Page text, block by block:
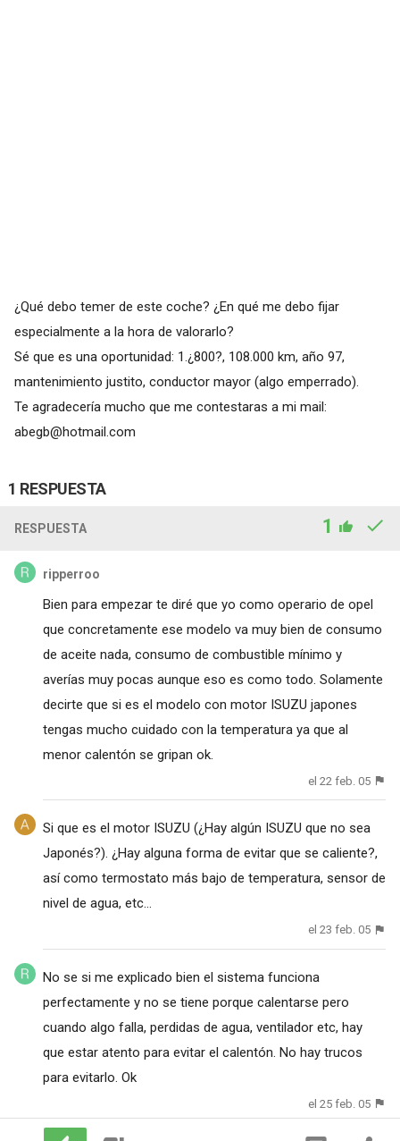
¿Qué debo temer de este coche? ¿En qué me debo fijar
especialmente a la hora de valorarlo?
Sé que es una oportunidad: 1.¿800?, 108.000 km, año 97,
mantenimiento justito, conductor mayor (algo emperrado).
Te agradecería mucho que me contestaras a mi mail:
abegb@hotmail.com
1 RESPUESTA
RESPUESTA 1
ripperroo
Bien para empezar te diré que yo como operario de opel
que concretamente ese modelo va muy bien de consumo
de aceite nada, consumo de combustible mínimo y
averías muy pocas aunque eso es como todo. Solamente
decirte que si es el modelo con motor ISUZU japones
tengas mucho cuidado con la temperatura ya que al
menor calentón se gripan ok.
el 22 feb. 05
Si que es el motor ISUZU (¿Hay algún ISUZU que no sea
Japonés?). ¿Hay alguna forma de evitar que se caliente?,
así como termostato más bajo de temperatura, sensor de
nivel de agua, etc...
el 23 feb. 05
No se si me explicado bien el sistema funciona
perfectamente y no se tiene porque calentarse pero
cuando algo falla, perdidas de agua, ventilador etc, hay
que estar atento para evitar el calentón. No hay trucos
para evitarlo. Ok
el 25 feb. 05